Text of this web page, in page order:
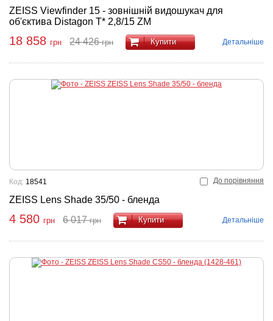
ZEISS Viewfinder 15 - зовнішній видошукач для
об'єктива Distagon T* 2,8/15 ZM
18 858 грн 24 426грн Купити Детальніше
До порівняння
ZEISS Lens Shade 35/50 - бленда
Код: 18541
4 580 грн 6 017грн Купити Детальніше